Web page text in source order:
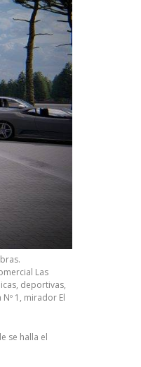
Las
deportivas,
1, mirador El
se halla el